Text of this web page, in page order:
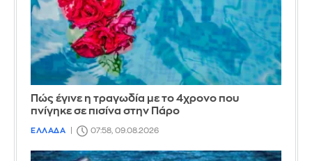
Πώς έγινε η τραγωδία με το 4χρονο που
πνίγηκε σε πισίνα στην Πάρο
ΕΛΛΑΔΑ 07:58, 09.08.2026